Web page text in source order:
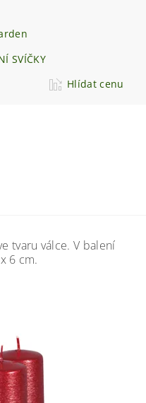
SVÍČKY
Hlídat cenu
tvaru válce. V balení
6 cm.